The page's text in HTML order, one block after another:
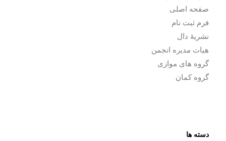
صفحه اصلی
فرم ثبت نام
نشریۀ دال
هیات مدیره انجمن
گروه های موازی
گروه کمان
دسته ها